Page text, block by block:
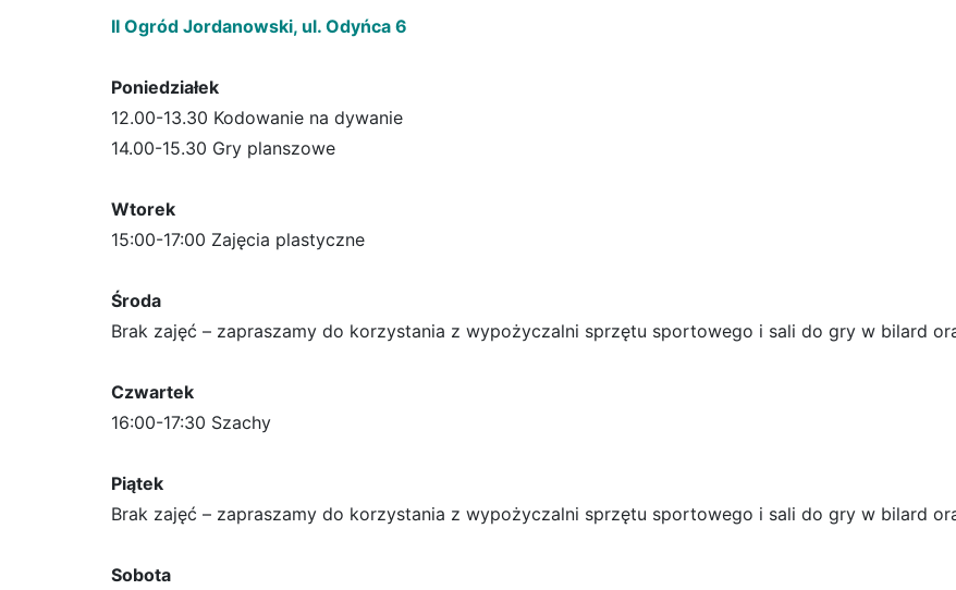
II Ogród Jordanowski, ul. Odyńca 6
Poniedziałek
12.00-13.30 Kodowanie na dywanie
14.00-15.30 Gry planszowe
Wtorek
15:00-17:00 Zajęcia plastyczne
Środa
Brak zajęć – zapraszamy do korzystania z wypożyczalni sprzętu sportowego i sali do gry w bilard
Czwartek
16:00-17:30 Szachy
Piątek
Brak zajęć – zapraszamy do korzystania z wypożyczalni sprzętu sportowego i sali do gry w bilard
Sobota